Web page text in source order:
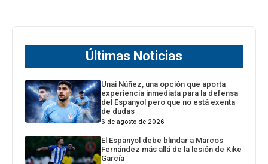
Últimas Noticias
Unai Núñez, una opción que aporta
experiencia inmediata para la defensa
del Espanyol pero que no está exenta
de dudas
6 de agosto de 2026
El Espanyol debe blindar a Marcos
Fernández más allá de la lesión de Kike
García